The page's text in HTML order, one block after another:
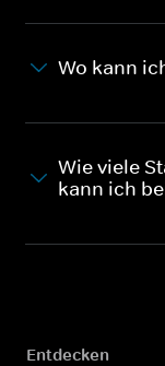
Wo kann
Wie viele
kann ich
Entdecken